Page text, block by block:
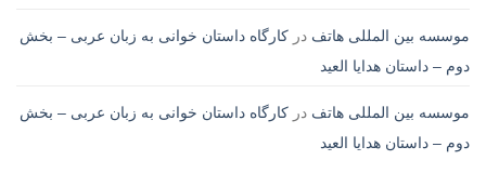
موسسه بین المللی هاتف در کارگاه داستان خوانی به زبان عربی – بخش
دوم – داستان هدایا العید
موسسه بین المللی هاتف در کارگاه داستان خوانی به زبان عربی – بخش
دوم – داستان هدایا العید